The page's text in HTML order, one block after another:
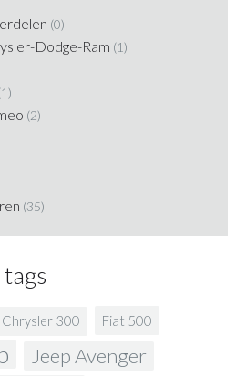
(0)
Dodge-Ram (1)
(2)
(35)
Chrysler 300 Fiat 500
Jeep Avenger